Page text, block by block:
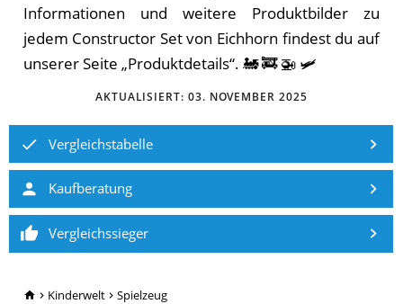
TopRatgeber24.de
Kinderwelt
Spielzeug
Informationen und weitere Produktbilder zu
jedem Constructor Set von Eichhorn findest du auf
unserer Seite „Produktdetails“. 🚂 🚒 🚁 🛩
AKTUALISIERT: 03. NOVEMBER 2025
Vergleichstabelle
Kaufberatung
Vergleichssieger